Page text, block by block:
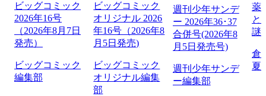
ビッグコミック
2026年16号
（2026年8月7日
発売）
ビッグコミック
編集部
ビッグコミック
オリジナル 2026
年16号（2026年8
月5日発売)
ビッグコミック
オリジナル編集
部
週刊少年サンデ
ー 2026年36･37
合併号(2026年8
月5日発売号)
週刊少年サンデ
ー編集部
薬
と
謎
倉
夏